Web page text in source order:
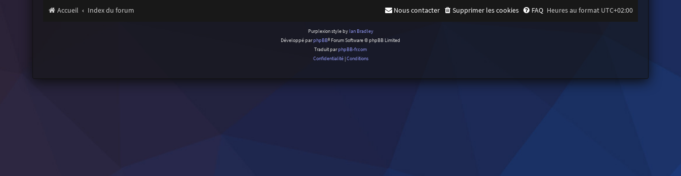
Accueil Index du forum Heures au format UTC+02:00
FAQ
Supprimer les cookies
Nous contacter
Purplexion style by Ian Bradley
Développé parphpBB® Forum Software © phpBB Limited
Traduit parphpBB-fr.com
Confidentialité|Conditions